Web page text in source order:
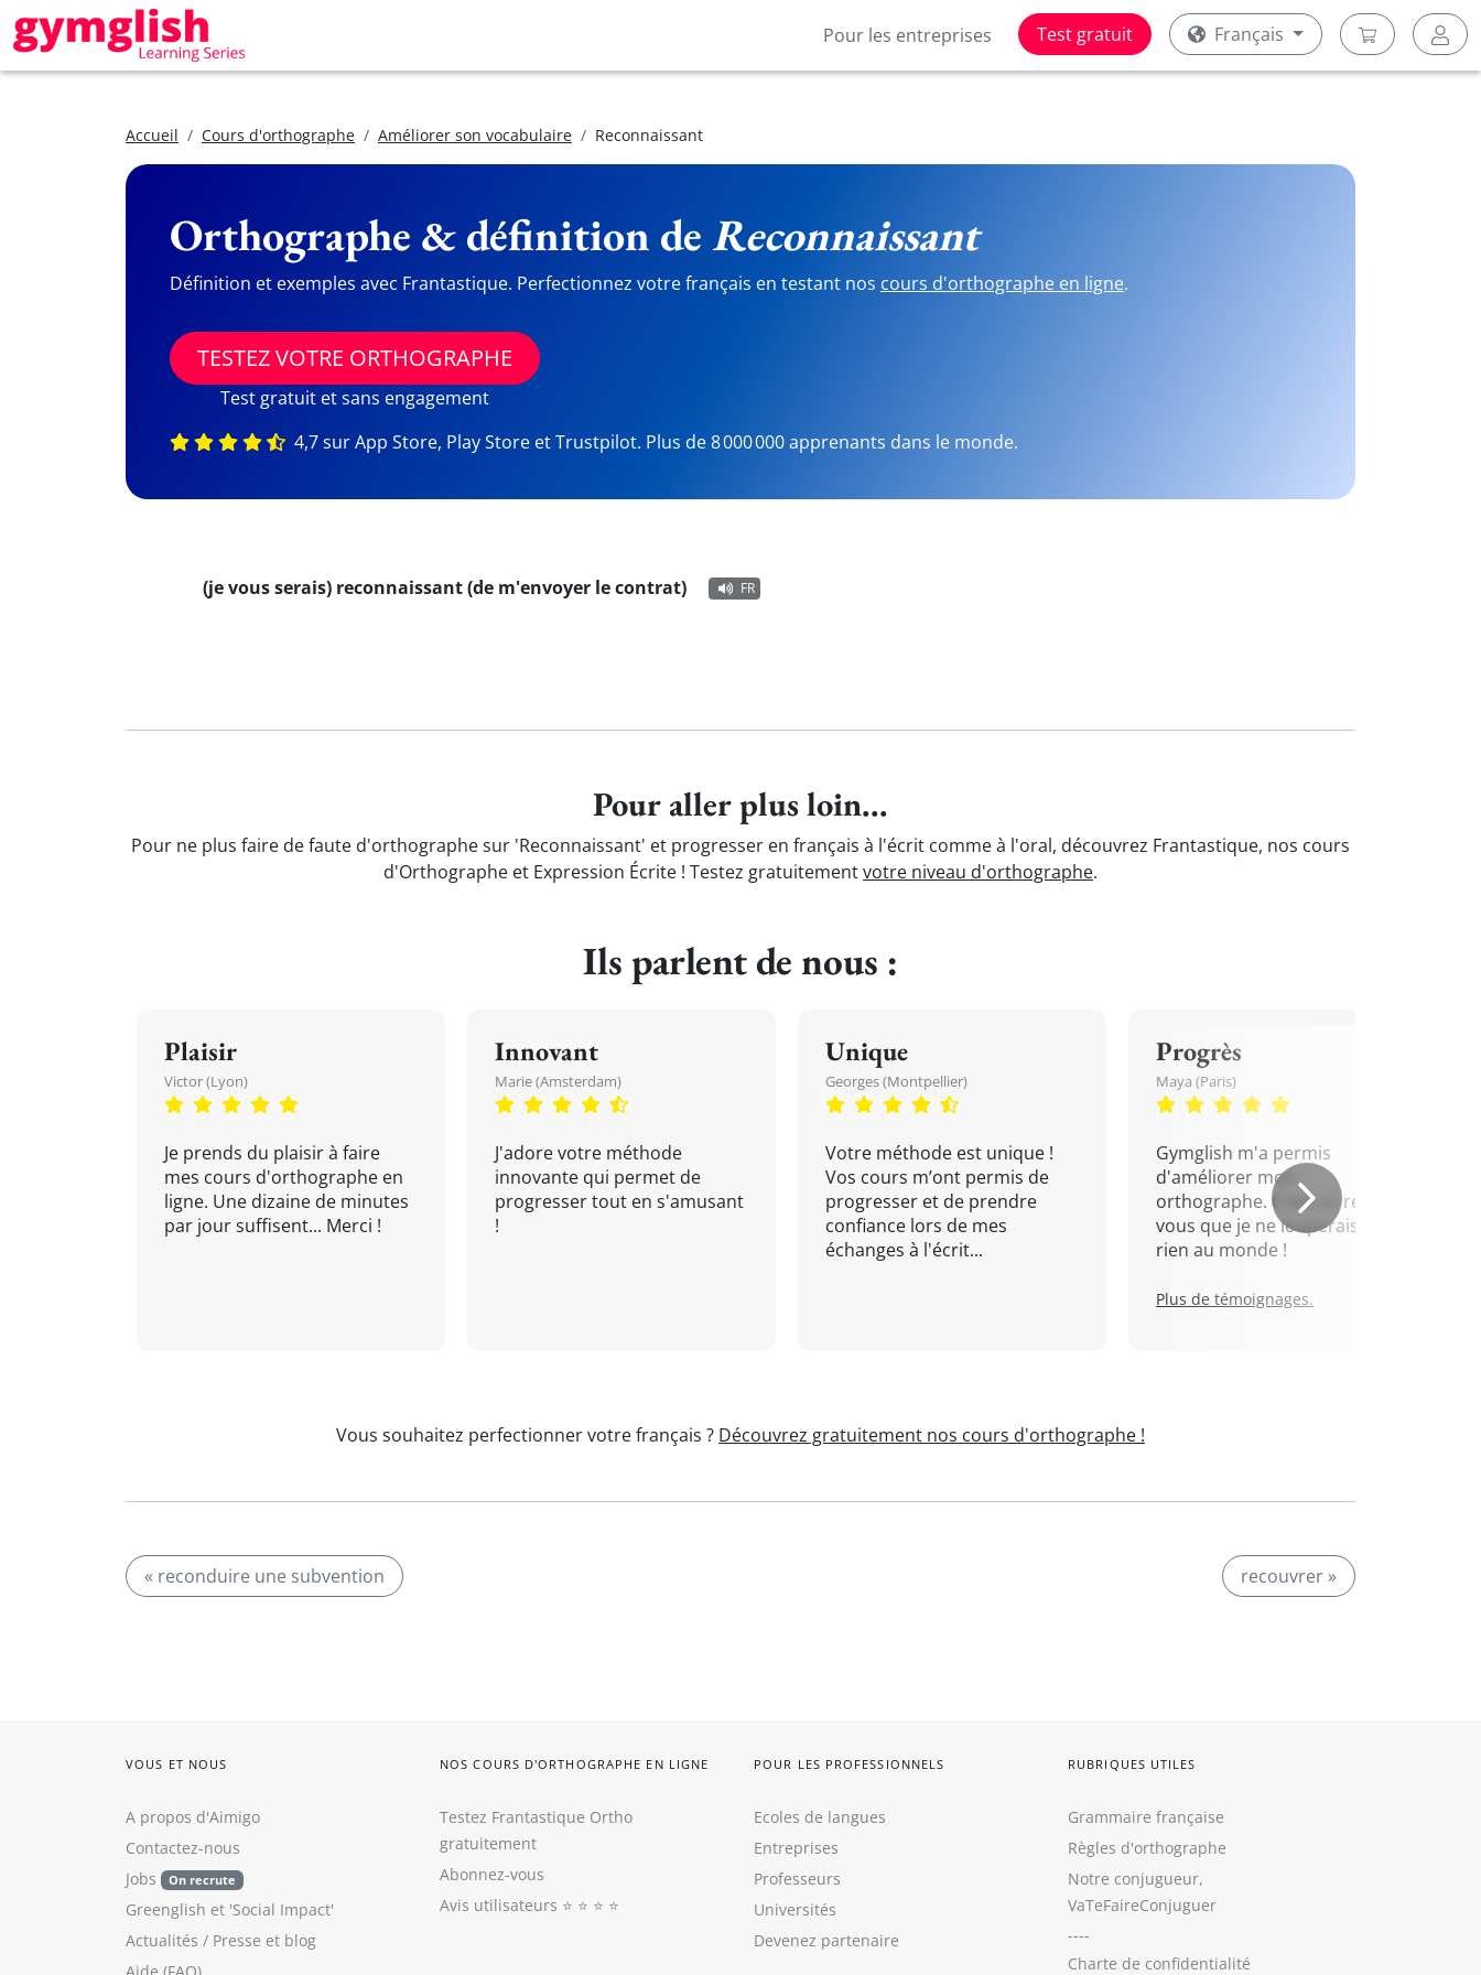
Pour les entreprises Test gratuit Français
Accueil Cours d'orthographe Améliorer son vocabulaire Reconnaissant
Orthographe & définition de Reconnaissant
Définition et exemples avec Frantastique. Perfectionnez votre français en testant nos cours d'orthographe en ligne.
TESTEZ VOTRE ORTHOGRAPHE
Test gratuit et sans engagement
4,7 sur App Store, Play Store et Trustpilot. Plus de 8 000 000 apprenants dans le monde.
(je vous serais) reconnaissant (de m'envoyer le contrat) FR
Pour aller plus loin...
Pour ne plus faire de faute d'orthographe sur 'Reconnaissant' et progresser en français à l'écrit comme à l'oral, découvrez Frantastique, nos cours
d'Orthographe et Expression Écrite ! Testez gratuitementvotre niveau d'orthographe.
Ils parlent de nous :
Plaisir
Victor (Lyon)
Je prends du plaisir à faire
mes cours d'orthographe en
ligne. Une dizaine de minutes
par jour suffisent... Merci !
Innovant
Marie (Amsterdam)
J'adore votre méthode
innovante qui permet de
progresser tout en s'amusant
!
Unique
Georges (Montpellier)
Votre méthode est unique !
Vos cours m’ont permis de
progresser et de prendre
confiance lors de mes
échanges à l'écrit...
Progrès
Maya (Paris)
Gymglish m'a permis
d'améliorer mon
orthographe. C'est un rendez-
vous que je ne louperais pour
rien au monde !
Plus de témoignages.
Vous souhaitez perfectionner votre français ? Découvrez gratuitement nos cours d'orthographe !
« reconduire une subvention recouvrer »
VOUS ET NOUS
A propos d'Aimigo
Contactez-nous
Jobs
On recrute
Greenglish et 'Social Impact'
Actualités / Presse et blog
NOS COURS D'ORTHOGRAPHE EN LIGNE
Testez Frantastique Ortho
gratuitement
Abonnez-vous
Avis utilisateurs ⭐️ ⭐️ ⭐️ ⭐️
POUR LES PROFESSIONNELS
Ecoles de langues
Entreprises
Professeurs
Universités
Devenez partenaire
RUBRIQUES UTILES
Grammaire française
Règles d'orthographe
Notre conjugueur,
VaTeFaireConjuguer
----
Charte de confidentialité